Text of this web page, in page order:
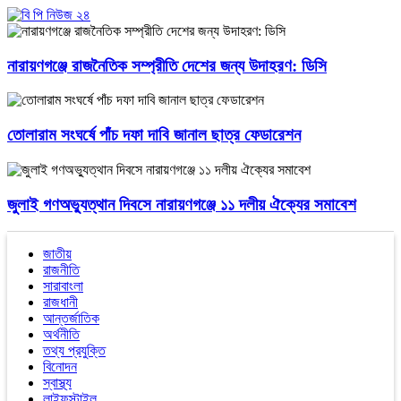
নারায়ণগঞ্জে রাজনৈতিক সম্প্রীতি দেশের জন্য উদাহরণ: ডিসি
তোলারাম সংঘর্ষে পাঁচ দফা দাবি জানাল ছাত্র ফেডারেশন
জুলাই গণঅভ্যুত্থান দিবসে নারায়ণগঞ্জে ১১ দলীয় ঐক্যের সমাবেশ
জাতীয়
রাজনীতি
সারাবাংলা
রাজধানী
আন্তর্জাতিক
অর্থনীতি
তথ্য প্রযুক্তি
বিনোদন
স্বাস্থ্য